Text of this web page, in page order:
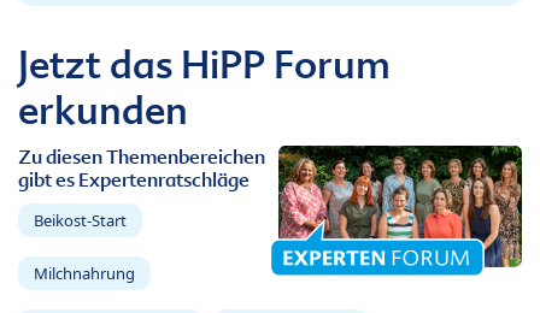
Jetzt das HiPP Forum
erkunden
Zu diesen Themenbereichen
gibt es Expertenratschläge
Beikost-Start
Milchnahrung